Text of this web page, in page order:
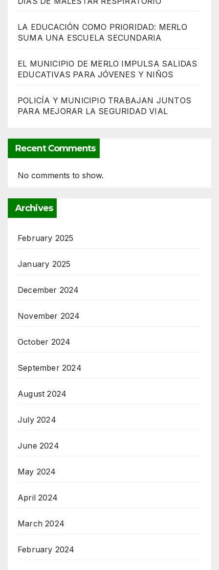
LA EDUCACIÓN COMO PRIORIDAD: MERLO
SUMA UNA ESCUELA SECUNDARIA
EL MUNICIPIO DE MERLO IMPULSA SALIDAS
EDUCATIVAS PARA JÓVENES Y NIÑOS
POLICÍA Y MUNICIPIO TRABAJAN JUNTOS
PARA MEJORAR LA SEGURIDAD VIAL
Recent Comments
No comments to show.
Archives
February 2025
January 2025
December 2024
November 2024
October 2024
September 2024
August 2024
July 2024
June 2024
May 2024
April 2024
March 2024
February 2024